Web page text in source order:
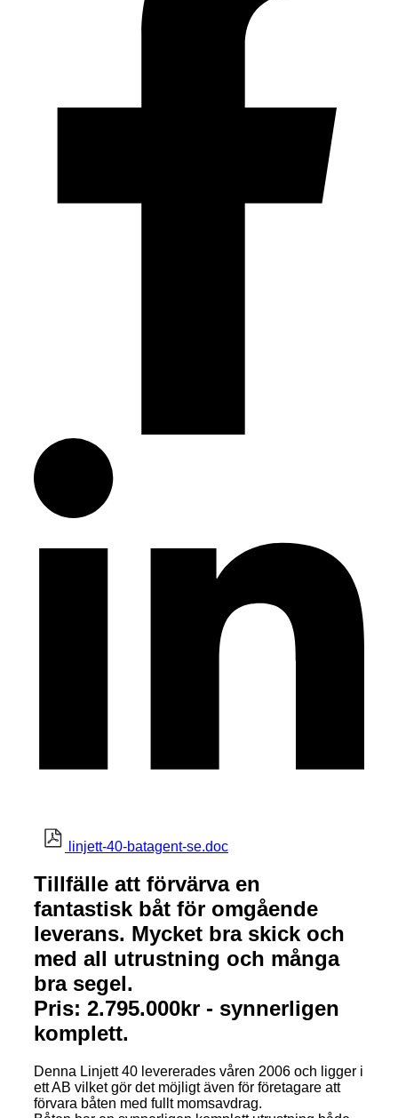
linjett-40-batagent-se.doc
Tillfälle att förvärva en
fantastisk båt för omgående
leverans. Mycket bra skick och
med all utrustning och många
bra segel.
Pris: 2.795.000kr - synnerligen
komplett.
Denna Linjett 40 levererades våren 2006 och ligger i
ett AB vilket gör det möjligt även för företagare att
förvara båten med fullt momsavdrag.